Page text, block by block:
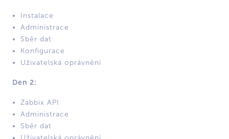
Instalace
Administrace
Sběr dat
Konfigurace
Uživatelská oprávnění
Den 2:
Zabbix API
Administrace
Sběr dat